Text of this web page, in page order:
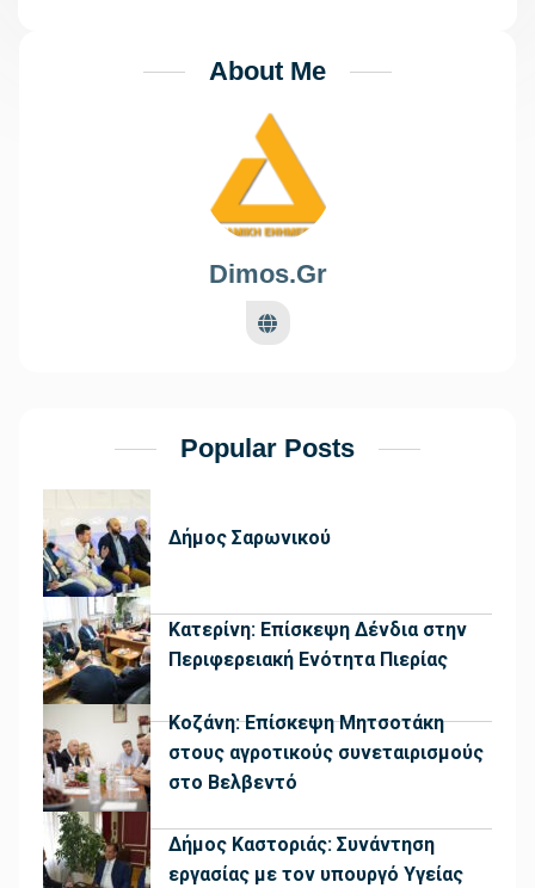
About Me
Dimos.gr
Popular Posts
Δήμος Σαρωνικού
Κατερίνη: Επίσκεψη Δένδια στην
Περιφερειακή Ενότητα Πιερίας
Κοζάνη: Επίσκεψη Μητσοτάκη
στους αγροτικούς συνεταιρισμούς
στο Βελβεντό
Δήμος Καστοριάς: Συνάντηση
εργασίας με τον υπουργό Υγείας